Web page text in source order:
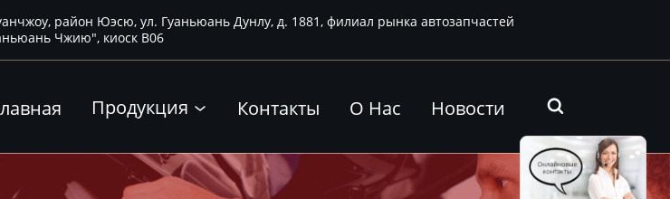
район Юэсю, ул. Гуаньюань Дунлу, д. 1881, филиал рынка автозапчастей
Чжию", киоск B06
Продукция  Контакты О Нас Новости 